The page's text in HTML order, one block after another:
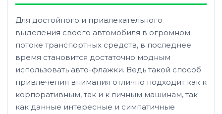
Для достойного и привлекательного
выделения своего автомобиля в огромном
потоке транспортных средств, в последнее
время становится достаточно модным
использовать авто-флажки. Ведь такой способ
привлечения внимания отлично подходит как к
корпоративным, так и к личным машинам, так
как данные интересные и симпатичные